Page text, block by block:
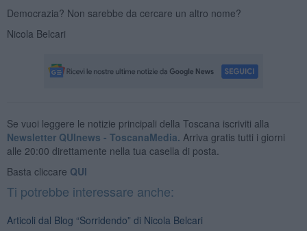
Democrazia? Non sarebbe da cercare un altro nome?
Nicola Belcari
Se vuoi leggere le notizie principali della Toscana iscriviti alla
Newsletter QUInews - ToscanaMedia. Arriva gratis tutti i giorni
alle 20:00 direttamente nella tua casella di posta.
Basta cliccare QUI
Ti potrebbe interessare anche:
Articoli dal Blog “Sorridendo” di Nicola Belcari